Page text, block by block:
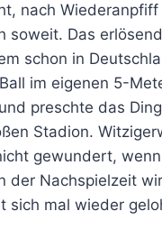
nach
soweit. Das
schon in
im eigenen 5-
preschte das
Stadion.
gewundert,
der Nachspielzeit
sich mal wieder